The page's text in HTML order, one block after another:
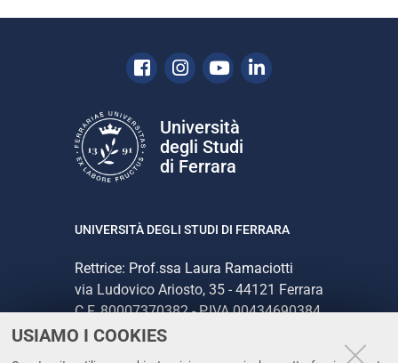
USIAMO I COOKIES
Facebook
Instagram
YoutubeLinkedin
Università
degli Studi
di Ferrara
UNIVERSITÀ DEGLI STUDI DI FERRARA
Rettrice: Prof.ssa Laura Ramaciotti
via Ludovico Ariosto, 35 - 44121 Ferrara
C.F. 80007370382 - P.IVA 00434690384